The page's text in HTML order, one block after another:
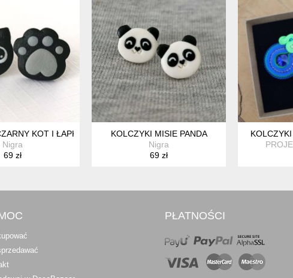
KOT I ŁAPKA
Nigra
69 zł
KOLCZYKI MISIE PANDA
Nigra
69 zł
PŁATNOŚCI